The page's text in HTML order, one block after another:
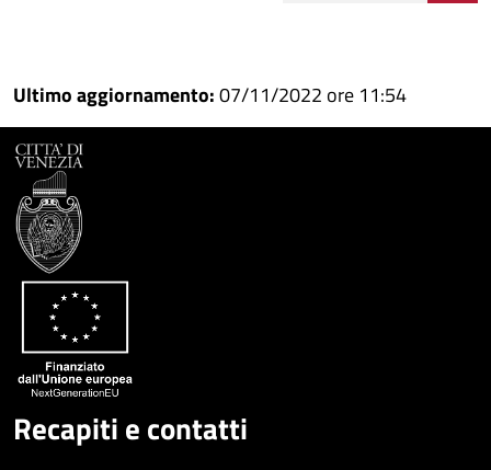
su
Facebook
Condividi
su
Condividi
Ultimo aggiornamento:07/11/2022 ore 11:54
Recapiti e contatti